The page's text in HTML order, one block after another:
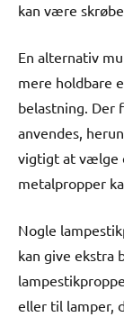
kan være
En alternativ
mere holdbare
belastning. Der
anvendes,
vigtigt at vælge
metalpropper
Nogle
kan give ekstra
eller til lamper,